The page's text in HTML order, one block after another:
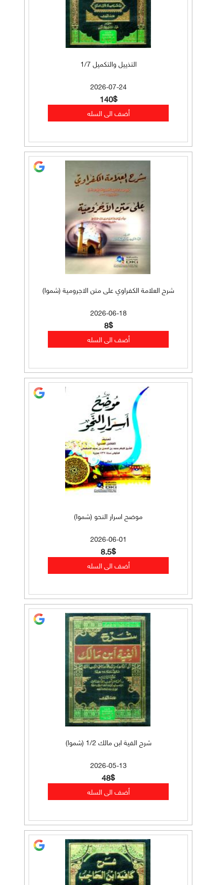
التذييل والتكميل 1/7
2026-07-24
140$
شرح العلامة الكفراوي على متن الاجرومية (شموا)
2026-06-18
8$
موضح اسرار النحو (شموا)
2026-06-01
8.5$
شرح الفية ابن مالك 1/2 (شموا)
2026-05-13
48$